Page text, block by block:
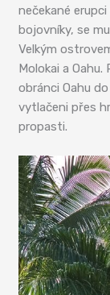
nečekané
bojovníky, se
Velkým
Molokai a Oahu.
obránci Oahu
vytlačeni přes
propasti.